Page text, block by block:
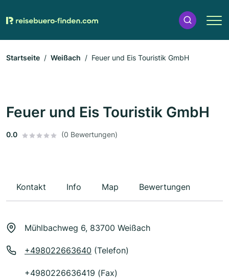
Startseite Weißach Feuer und Eis Touristik GmbH
Feuer und Eis Touristik GmbH
0.0 (0 Bewertungen)
Kontakt Info Map Bewertungen
Mühlbachweg 6, 83700 Weißach
+498022663640 (Telefon)
+4980226636419 (Fax)